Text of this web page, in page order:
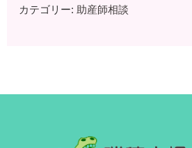
カテゴリー: 助産師相談